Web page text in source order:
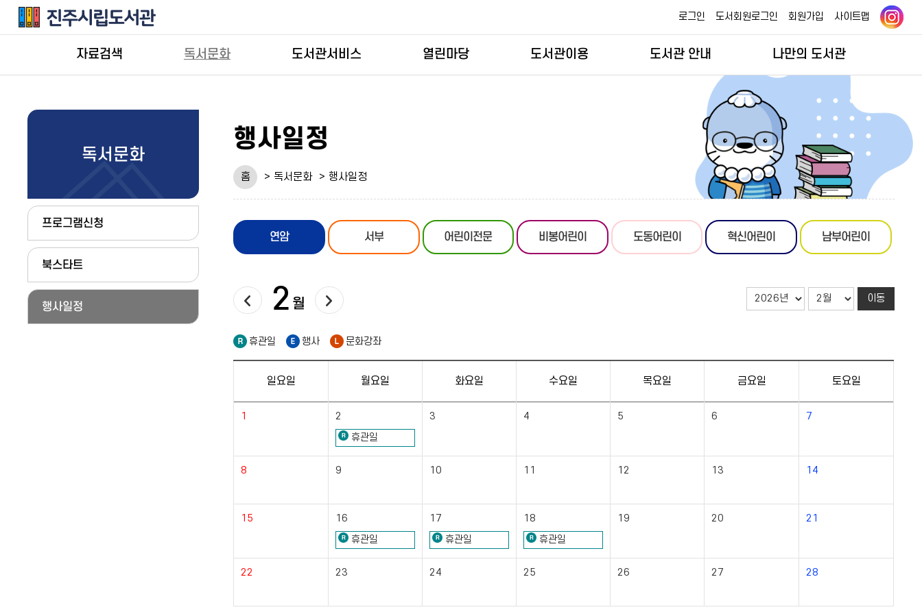
자료검색 독서문화 도서관서비스 열린마당 도서관이용 도서관 안내 나만의 도서관
로그인 도서회원로그인 회원가입 사이트맵
행사일정
홈 독서문화 행사일정
독서문화
프로그램신청
북스타트
행사일정
연암 서부 어린이전문 비봉어린이 도동어린이 혁신어린이 남부어린이
2월
다음달
휴관일 행사 문화강좌
이동
일요일 월요일 화요일 수요일 목요일 금요일 토요일
1
2
휴관일
3 4 5 6 7
8 9 10 11 12 13 14
15
16
휴관일
17
휴관일
18
휴관일
19 20 21
22 23 24 25 26 27 28